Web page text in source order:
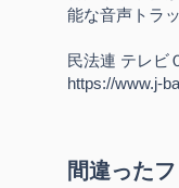
能な音声トラ
民法連 テレビ
https://www.j-
間違った